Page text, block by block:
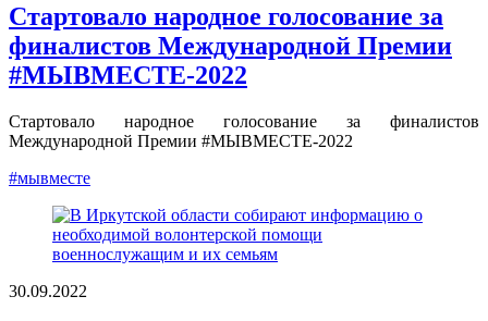
Стартовало народное голосование за
финалистов Международной Премии
#МЫВМЕСТЕ-2022
Стартовало народное голосование за финалистов
Международной Премии #МЫВМЕСТЕ-2022
#мывместе
30.09.2022